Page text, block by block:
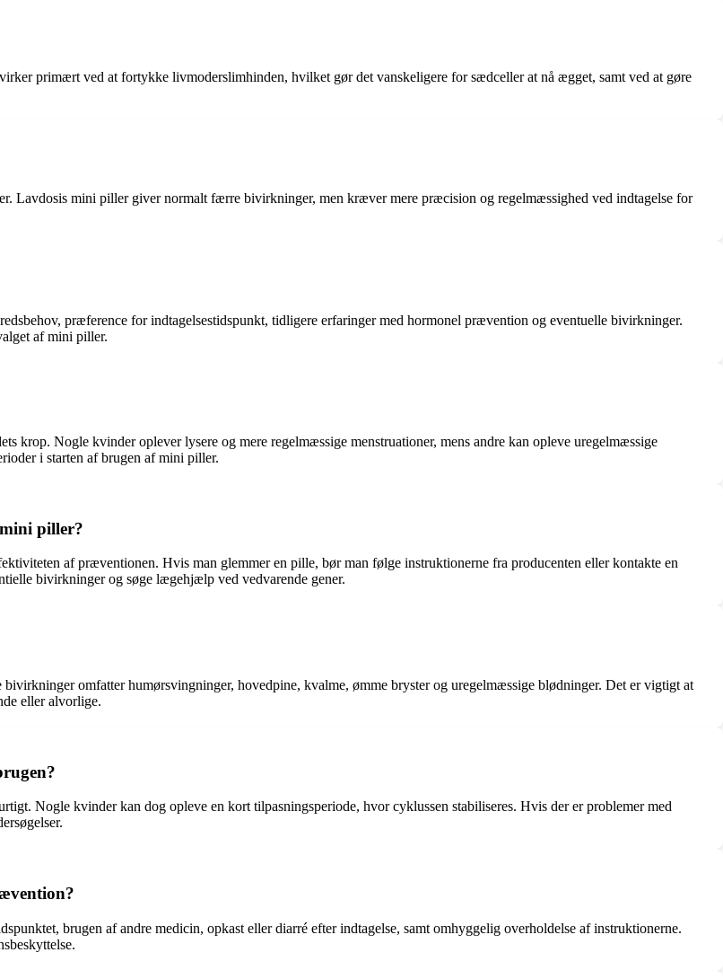
primært ved at fortykke livmoderslimhinden, hvilket gør det vanskeligere for sædceller at nå ægget, samt ved at gøre
Lavdosis mini piller giver normalt færre bivirkninger, men kræver mere præcision og regelmæssighed ved indtagelse for
præference for indtagelsestidspunkt, tidligere erfaringer med hormonel prævention og eventuelle bivirkninger.
af mini piller.
Nogle kvinder oplever lysere og mere regelmæssige menstruationer, mens andre kan opleve uregelmæssige
i starten af brugen af mini piller.
piller?
af præventionen. Hvis man glemmer en pille, bør man følge instruktionerne fra producenten eller kontakte en
bivirkninger og søge lægehjælp ved vedvarende gener.
omfatter humørsvingninger, hovedpine, kvalme, ømme bryster og uregelmæssige blødninger. Det er vigtigt at
eller alvorlige.
Nogle kvinder kan dog opleve en kort tilpasningsperiode, hvor cyklussen stabiliseres. Hvis der er problemer med
brugen af andre medicin, opkast eller diarré efter indtagelse, samt omhyggelig overholdelse af instruktionerne.